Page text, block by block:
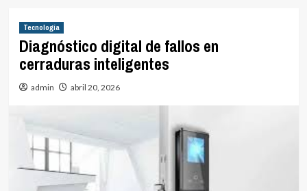
Tecnología
Diagnóstico digital de fallos en
cerraduras inteligentes
admin abril 20, 2026